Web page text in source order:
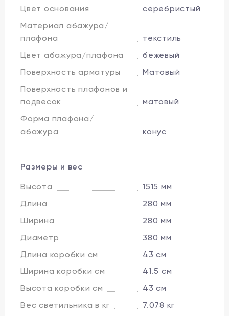
Цвет основания
серебристый
Материал абажура/
плафона
текстиль
Цвет абажура/плафона
бежевый
Поверхность арматуры
Матовый
Поверхность плафонов и
подвесок
матовый
Форма плафона/
абажура
конус
Размеры и вес
Высота
1515 мм
Длина
280 мм
Ширина
280 мм
Диаметр
380 мм
Длина коробки см
43 см
Ширина коробки см
41.5 см
Высота коробки см
43 см
Вес светильника в кг
7.078 кг